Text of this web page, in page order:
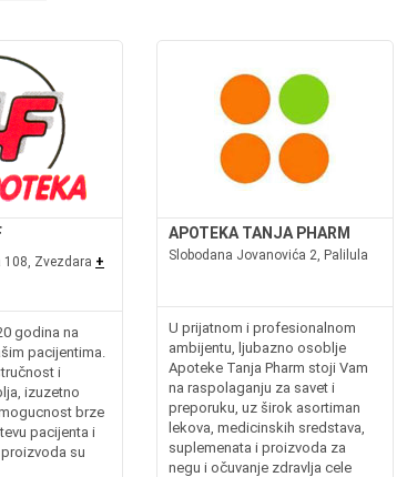
108, Zvezdara +
godina na
pacijentima.
i
izuzetno
brze
pacijenta i
su
APOTEKA TANJA PHARM
Slobodana Jovanovića 2, Palilula
U prijatnom i profesionalnom
ambijentu, ljubazno osoblje
Apoteke Tanja Pharm stoji Vam
na raspolaganju za savet i
preporuku, uz širok asortiman
lekova, medicinskih sredstava,
suplemenata i proizvoda za
negu i očuvanje zdravlja cele